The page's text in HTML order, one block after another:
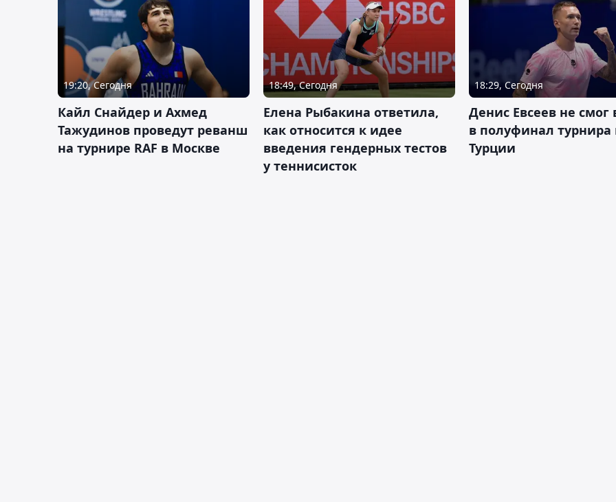
19:20, Сегодня
Кайл Снайдер и Ахмед
Тажудинов проведут реванш
на турнире RAF в Москве
18:49, Сегодня
Елена Рыбакина ответила,
как относится к идее
введения гендерных тестов
у теннисисток
18:29, Сегодня
Денис Евсеев не
в полуфинал турнира
Турции